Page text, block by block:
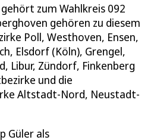
zum Wahlkreis 092
gehören zu diesem
Poll, Westhoven, Ensen,
Elsdorf (Köln), Grengel,
Libur, Zündorf, Finkenberg
und die
Altstadt-Nord, Neustadt-
Güler als